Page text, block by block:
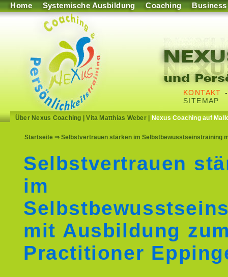
Home Systemische Ausbildung Coaching Business
KONTAKT
SITEMAP
Über Nexus Coaching |Vita Matthias Weber| Nexus Coaching auf
Startseite ⇒ Selbstvertrauen stärken im Selbstbewusstseinstraining
Selbstvertrauen
im
mit Ausbildung
Practitioner